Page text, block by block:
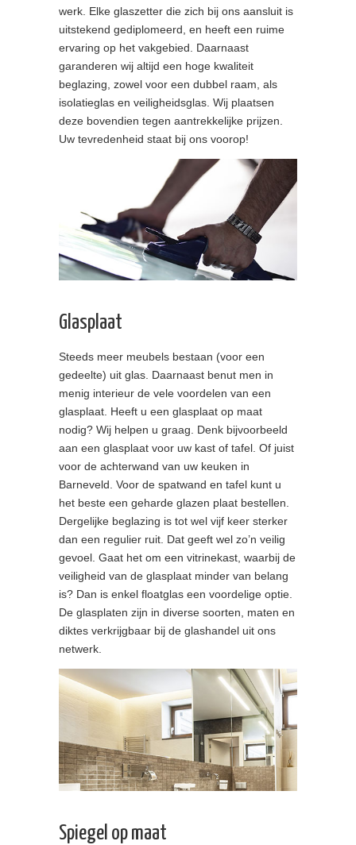
werk. Elke glaszetter die zich bij ons aansluit is
uitstekend gediplomeerd, en heeft een ruime
ervaring op het vakgebied. Daarnaast
garanderen wij altijd een hoge kwaliteit
beglazing, zowel voor een dubbel raam, als
isolatieglas en veiligheidsglas. Wij plaatsen
deze bovendien tegen aantrekkelijke prijzen.
Uw tevredenheid staat bij ons voorop!
Glasplaat
Steeds meer meubels bestaan (voor een
gedeelte) uit glas. Daarnaast benut men in
menig interieur de vele voordelen van een
glasplaat. Heeft u een glasplaat op maat
nodig? Wij helpen u graag. Denk bijvoorbeeld
aan een glasplaat voor uw kast of tafel. Of juist
voor de achterwand van uw keuken in
Barneveld. Voor de spatwand en tafel kunt u
het beste een geharde glazen plaat bestellen.
Dergelijke beglazing is tot wel vijf keer sterker
dan een regulier ruit. Dat geeft wel zo’n veilig
gevoel. Gaat het om een vitrinekast, waarbij de
veiligheid van de glasplaat minder van belang
is? Dan is enkel floatglas een voordelige optie.
De glasplaten zijn in diverse soorten, maten en
diktes verkrijgbaar bij de glashandel uit ons
netwerk.
Spiegel op maat